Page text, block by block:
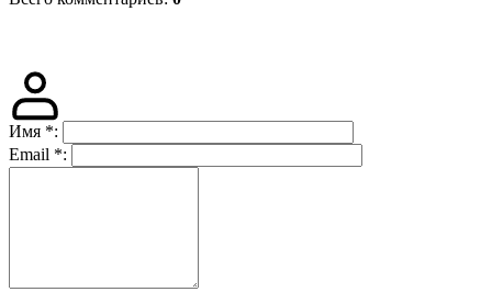
Имя *:
Email *: